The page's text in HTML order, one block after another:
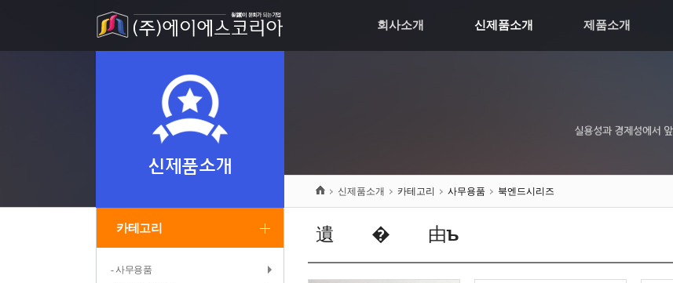
제품소개
신제품소개
회사소개
신제품소개
카테고리
- 사무용품
신제품소개 카테고리 사무용품 북엔드시리즈
遺곸뿏�쒖떆由ъ쫰